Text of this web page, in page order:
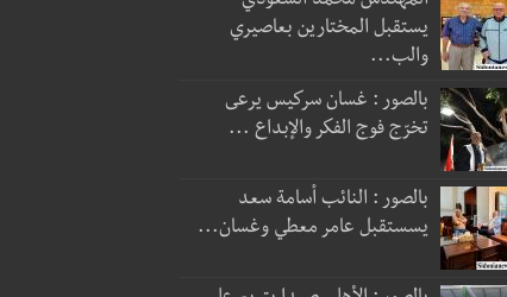
يستقبل المختارين بعاصيري
والب...
بالصور : غسان سركيس يرعى
تخرّج فوج الفكر والإبداع ...
بالصور : النائب أسامة سعد
يسستقبل عامر معطي وغسان...